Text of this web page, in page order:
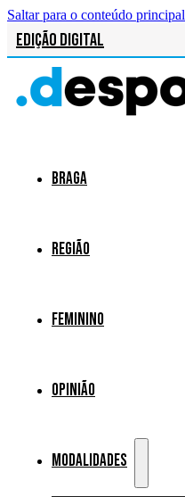
Saltar para o conteúdo principal
Edição Digital
Braga
Região
Feminino
Opinião
Modalidades